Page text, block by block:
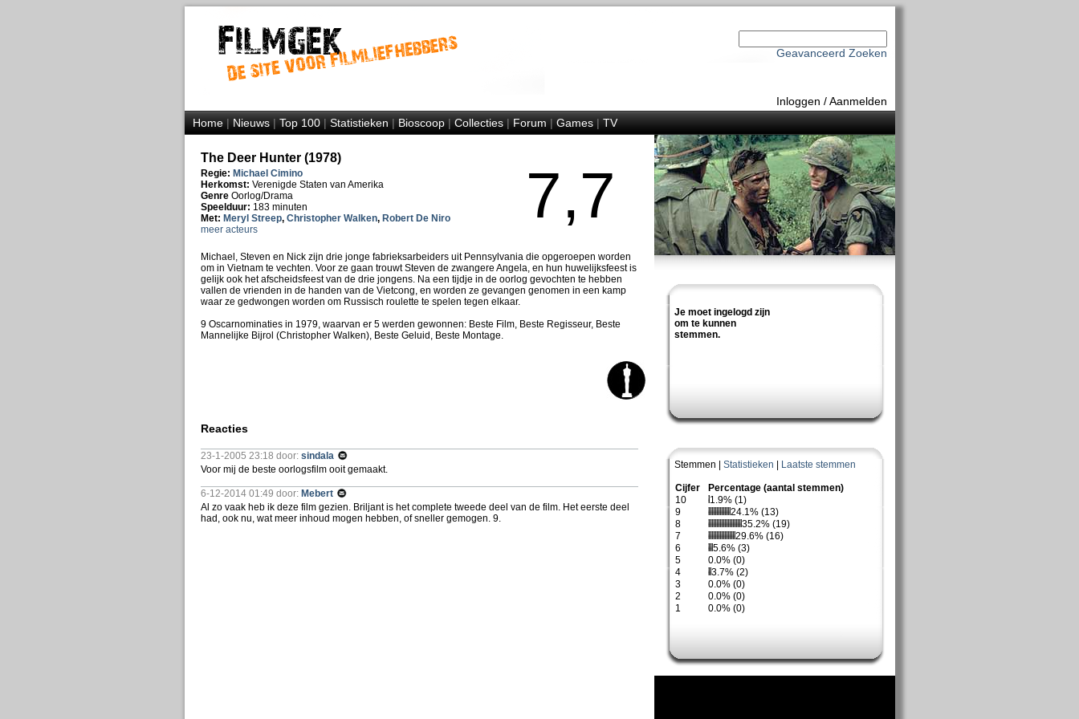
Geavanceerd Zoeken
Inloggen /Aanmelden
Home|Nieuws|Top 100|Statistieken|Bioscoop|Collecties|Forum|Games|TV
Je moet ingelogd zijn
om te kunnen
stemmen.
Stemmen | Statistieken Laatste stemmen
Cijfer
Percentage (aantal stemmen)
10
1.9% (1)
9
24.1% (13)
8
35.2% (19)
7
29.6% (16)
6
5.6% (3)
5
0.0% (0)
4
3.7% (2)
3
0.0% (0)
2
0.0% (0)
1
0.0% (0)
The Deer Hunter (1978)
Regie: Michael Cimino
Herkomst: Verenigde Staten van Amerika
Genre Oorlog/Drama
Speelduur: 183 minuten
Met: Meryl Streep, Christopher Walken, Robert De Niro
meer acteurs
7,7
Michael, Steven en Nick zijn drie jonge fabrieksarbeiders uit Pennsylvania die opgeroepen worden
om in Vietnam te vechten. Voor ze gaan trouwt Steven de zwangere Angela, en hun huwelijksfeest is
gelijk ook het afscheidsfeest van de drie jongens. Na een tijdje in de oorlog gevochten te hebben
vallen de vrienden in de handen van de Vietcong, en worden ze gevangen genomen in een kamp
waar ze gedwongen worden om Russisch roulette te spelen tegen elkaar.
9 Oscarnominaties in 1979, waarvan er 5 werden gewonnen: Beste Film, Beste Regisseur, Beste
Mannelijke Bijrol (Christopher Walken), Beste Geluid, Beste Montage.
Reacties
23-1-2005 23:18 door: sindala
Voor mij de beste oorlogsfilm ooit gemaakt.
6-12-2014 01:49 door: Mebert
Al zo vaak heb ik deze film gezien. Briljant is het complete tweede deel van de film. Het eerste deel
had, ook nu, wat meer inhoud mogen hebben, of sneller gemogen. 9.